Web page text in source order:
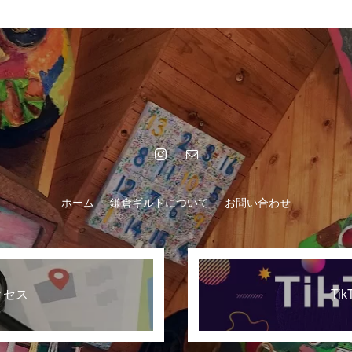
ホーム 鎌倉ギルドについて お問い合わせ
ス